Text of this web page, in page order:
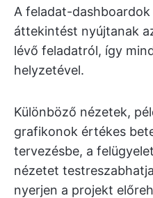
A feladat-
áttekintést nyújtanak
lévő feladatról, így
helyzetével.
Különböző nézetek,
grafikonok értékes
tervezésbe, a
nézetet
nyerjen a projekt